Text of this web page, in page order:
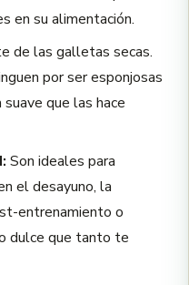
en su alimentación.
de las galletas secas.
por ser esponjosas
que las hace
Son ideales para
el desayuno, la
entrenamiento o
dulce que tanto te